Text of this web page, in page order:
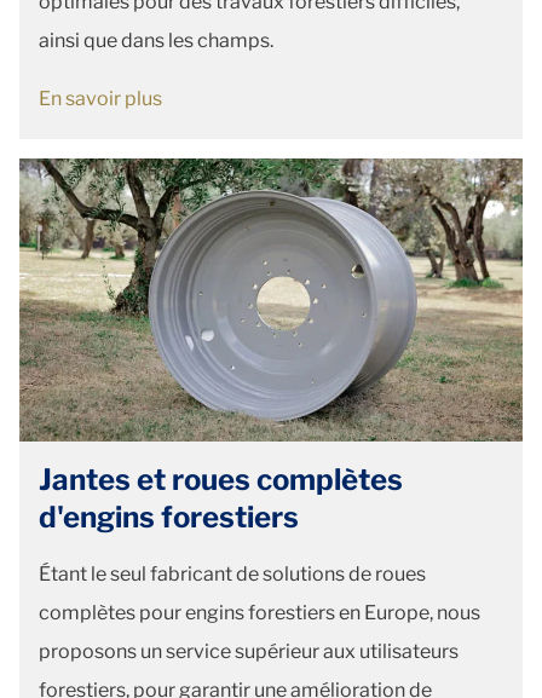
ainsi que dans les champs.
En savoir plus
Jantes et roues complètes
d'engins forestiers
Étant le seul fabricant de solutions de roues
complètes pour engins forestiers en Europe, nous
proposons un service supérieur aux utilisateurs
forestiers, pour garantir une amélioration de